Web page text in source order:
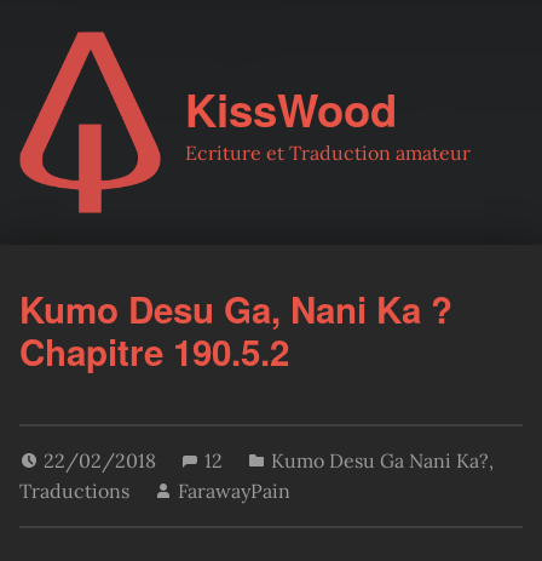
KissWood
Ecriture et Traduction amateur
Kumo Desu Ga, Nani Ka ?
Chapitre 190.5.2
22/02/2018 12 Kumo Desu Ga Nani Ka?,
Traductions
FarawayPain